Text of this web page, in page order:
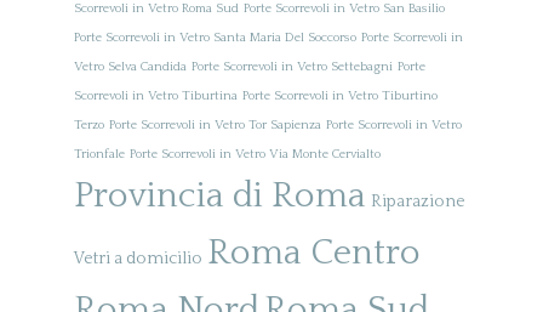
Scorrevoli in Vetro Roma Sud Porte Scorrevoli in Vetro San Basilio
Porte Scorrevoli in Vetro Santa Maria Del Soccorso Porte Scorrevoli in
Vetro Selva Candida Porte Scorrevoli in Vetro Settebagni Porte
Scorrevoli in Vetro Tiburtina Porte Scorrevoli in Vetro Tiburtino
Terzo Porte Scorrevoli in Vetro Tor Sapienza Porte Scorrevoli in Vetro
Trionfale Porte Scorrevoli in Vetro Via Monte Cervialto
Provincia di Roma Riparazione
Vetri a domicilio Roma Centro